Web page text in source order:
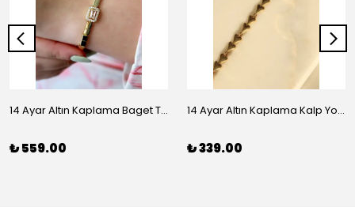
14 Ayar Altın Kaplama Baget Taşlı Vip Bileklik
₺ 559.00
14 Ayar Altın Kaplama Kalp Yolu Bileklik
₺ 339.00